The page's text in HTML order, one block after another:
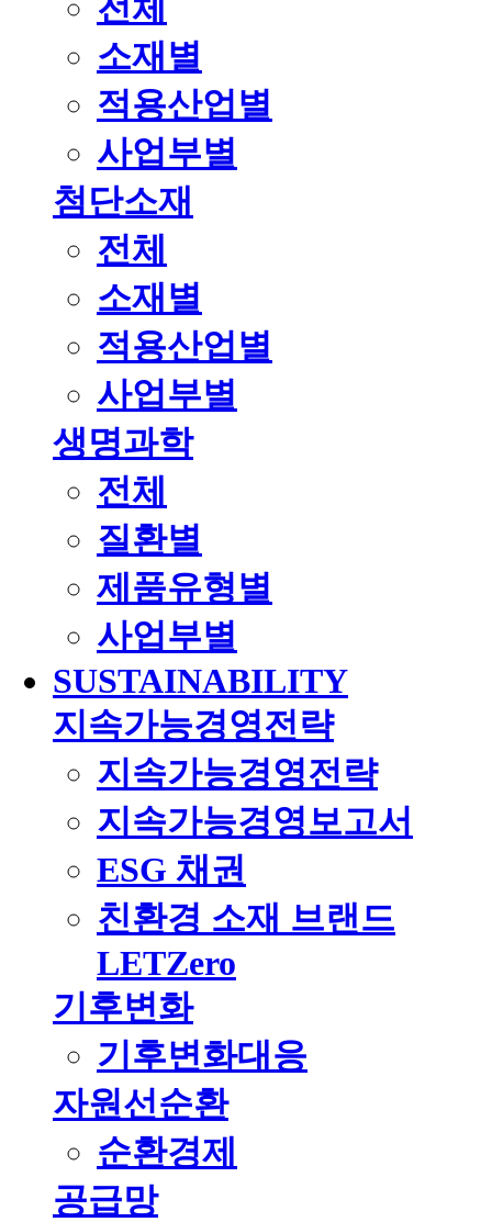
전체
소재별
적용산업별
사업부별
첨단소재
전체
소재별
적용산업별
사업부별
생명과학
전체
질환별
제품유형별
사업부별
SUSTAINABILITY
지속가능경영전략
지속가능경영전략
지속가능경영보고서
ESG 채권
친환경 소재 브랜드
LETZero
기후변화
기후변화대응
자원선순환
순환경제
공급망